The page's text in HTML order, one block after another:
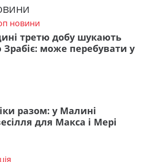
новини
третю добу шукають
Зрабіє: може перебувати у
разом: у Малині
для Макса і Мері